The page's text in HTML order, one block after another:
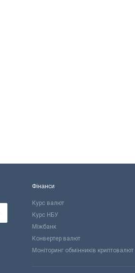
Фінанси
Курс валют
Курс НБУ
Міжбанк
Конвертер валют
Моніторинг обмінників криптовалют